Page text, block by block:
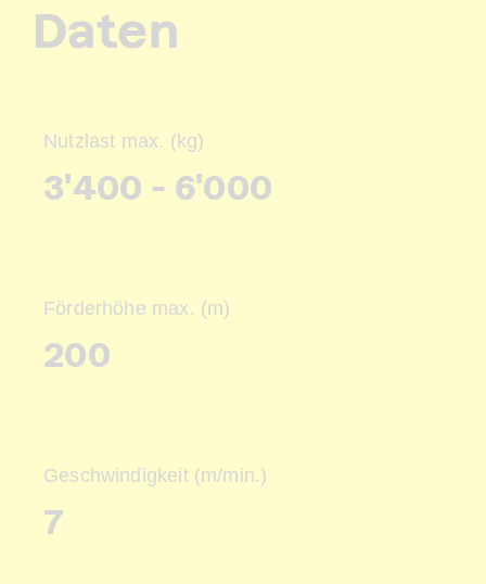
Daten
Nutzlast max. (kg)
3'400 - 6'000
Förderhöhe max. (m)
200
Geschwindigkeit (m/min.)
7